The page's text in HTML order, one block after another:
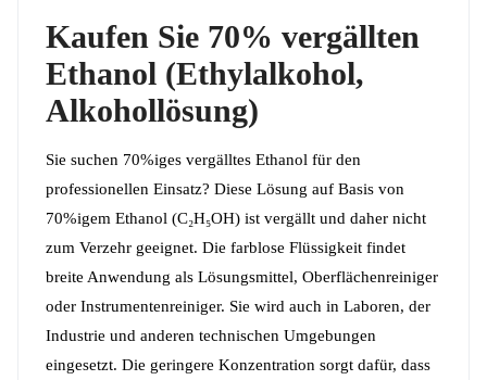
Kaufen Sie 70% vergällten
Ethanol (Ethylalkohol,
Alkohollösung)
Sie suchen 70%iges vergälltes Ethanol für den
professionellen Einsatz? Diese Lösung auf Basis von
70%igem Ethanol (C₂H₅OH) ist vergällt und daher nicht
zum Verzehr geeignet. Die farblose Flüssigkeit findet
breite Anwendung als Lösungsmittel, Oberflächenreiniger
oder Instrumentenreiniger. Sie wird auch in Laboren, der
Industrie und anderen technischen Umgebungen
eingesetzt. Die geringere Konzentration sorgt dafür, dass